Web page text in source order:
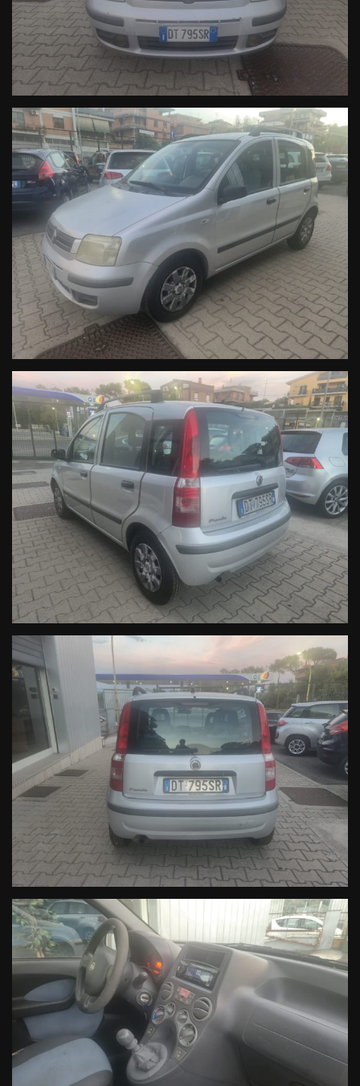
Se non sei di Roma
Un nostro collaboratore verrà a prendervi presso la stazione
metropolitana più vicina (Anagnina) o presso l'aeroporto.
Prenestina Motors srl
declina ogni responsabilità per eventuali
imprecisioni nella descrizione del veicolo. Le immagini hanno il solo
scopo illustrativo, quindi non rappresentano un impegno
contrattuale.